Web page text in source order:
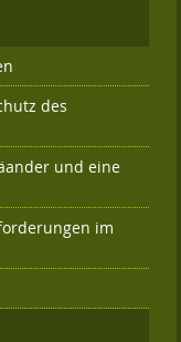
des
und eine
im